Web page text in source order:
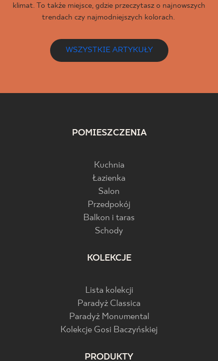
klimat. To także miejsce, gdzie przeczytasz o najnowszych
trendach czy najmodniejszych kolorach.
WSZYSTKIE ARTYKUŁY
POMIESZCZENIA
Kuchnia
Łazienka
Salon
Przedpokój
Balkon i taras
Schody
KOLEKCJE
Lista kolekcji
Paradyż Classica
Paradyż Monumental
Kolekcje Gosi Baczyńskiej
PRODUKTY